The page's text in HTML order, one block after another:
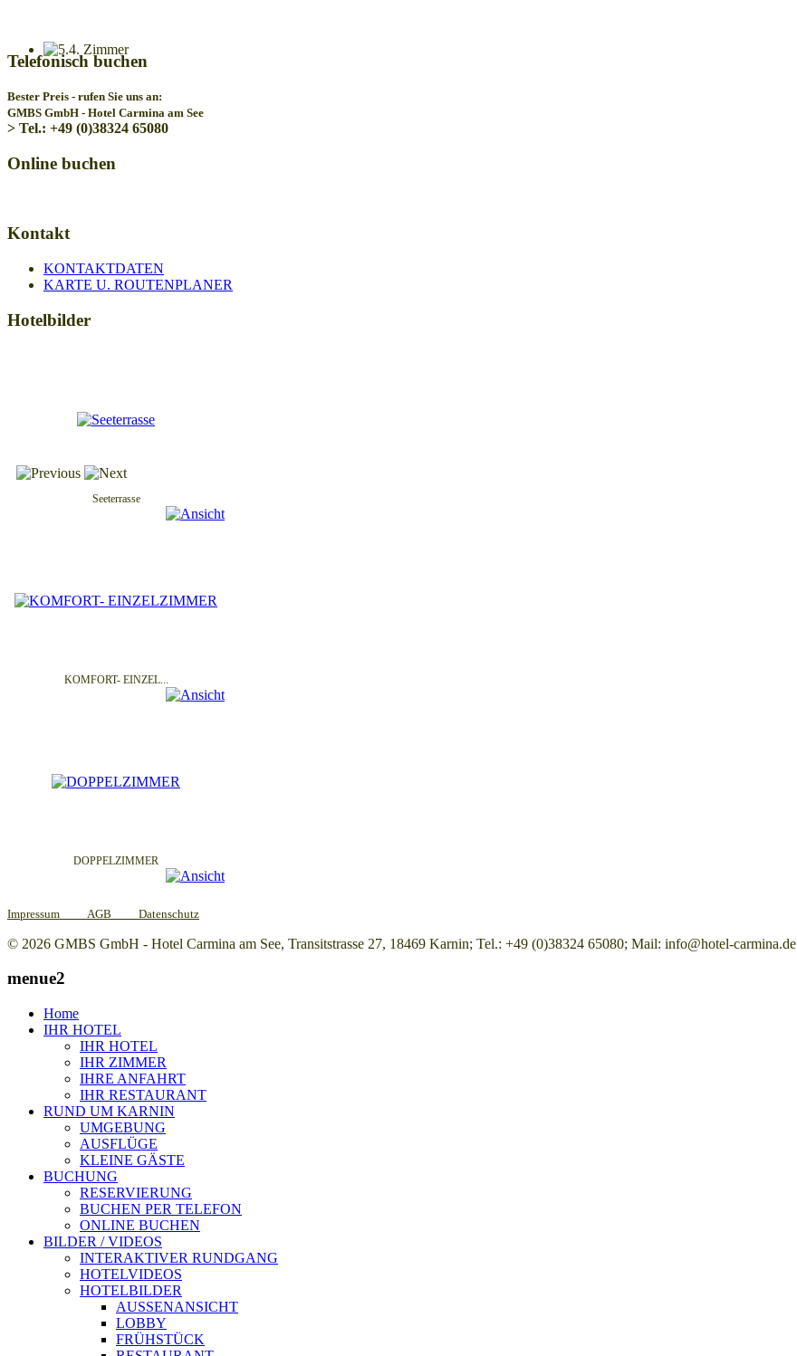
Telefonisch buchen
Bester Preis - rufen Sie uns an:
GMBS GmbH - Hotel Carmina am See
> Tel.: +49 (0)38324 65080
Online buchen
Kontakt
KONTAKTDATEN
KARTE U. ROUTENPLANER
Hotelbilder
Seeterrasse
KOMFORT- EINZEL...
DOPPELZIMMER
Impressum AGB Datenschutz
© 2026 GMBS GmbH - Hotel Carmina am See, Transitstrasse 27, 18469 Karnin; Tel.: +49 (0)38324 65080; Mail: info@hotel-carmina.de
menue2
Home
IHR HOTEL
IHR HOTEL
IHR ZIMMER
IHRE ANFAHRT
IHR RESTAURANT
RUND UM KARNIN
UMGEBUNG
AUSFLÜGE
KLEINE GÄSTE
BUCHUNG
RESERVIERUNG
BUCHEN PER TELEFON
ONLINE BUCHEN
BILDER / VIDEOS
INTERAKTIVER RUNDGANG
HOTELVIDEOS
HOTELBILDER
AUSSENANSICHT
LOBBY
FRÜHSTÜCK